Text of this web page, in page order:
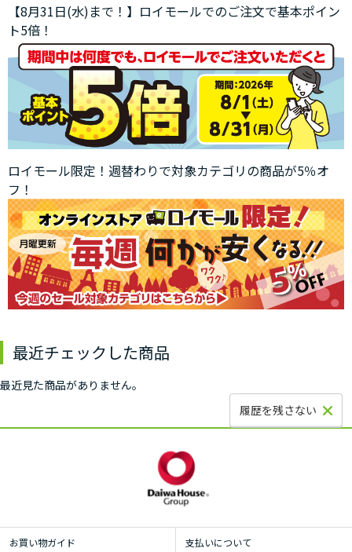
【8月31日(水)まで！】ロイモールでのご注文で基本ポイン
ト5倍！
ロイモール限定！週替わりで対象カテゴリの商品が5％オ
フ！
最近チェックした商品
最近見た商品がありません。
履歴を残さない
お買い物ガイド 支払いについて